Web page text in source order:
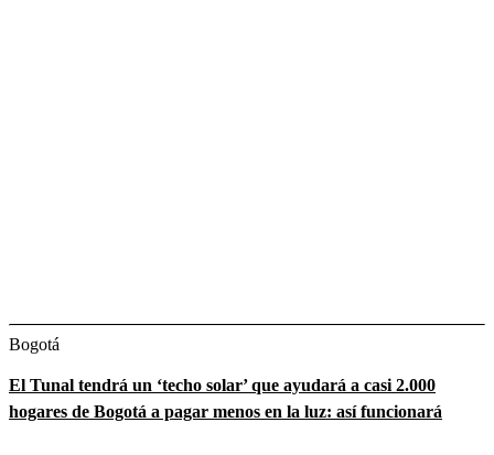
Bogotá
El Tunal tendrá un ‘techo solar’ que ayudará a casi 2.000
hogares de Bogotá a pagar menos en la luz: así funcionará